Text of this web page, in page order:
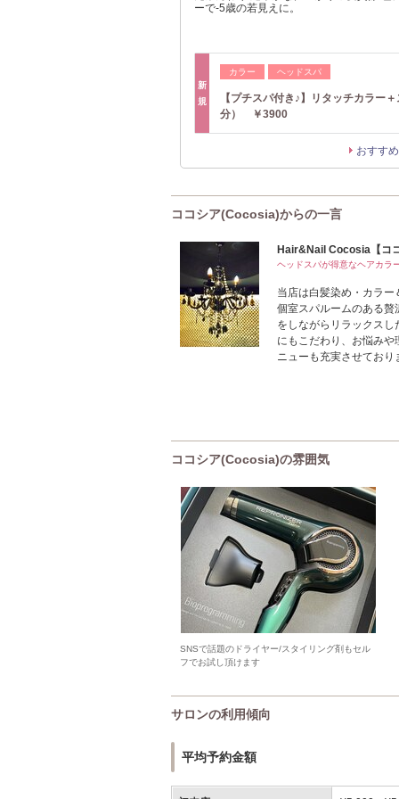
ーで-5歳の若見えに。
新
規
カラー ヘッドスパ
【プチスパ付き♪】リタッチカラー
分） ￥3900
おすす
ココシア(Cocosia)からの一言
Hair&Nail Cocosia【コ
ヘッドスパが得意なヘアカラ
当店は白髪染め・カラ
個室スパルームのある
をしながらリラックス
にもこだわり、お悩み
ニューも充実させてお
ココシア(Cocosia)の雰囲気
SNSで話題のドライヤー/スタイリング剤もセル
フでお試し頂けます
サロンの利用傾向
平均予約金額